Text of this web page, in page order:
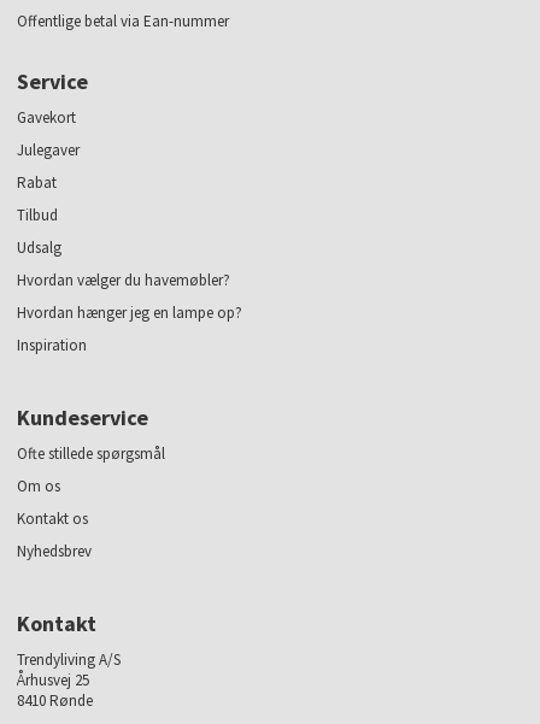
Offentlige betal via Ean-nummer
Service
Gavekort
Julegaver
Rabat
Tilbud
Udsalg
Hvordan vælger du havemøbler?
Hvordan hænger jeg en lampe op?
Inspiration
Kundeservice
Ofte stillede spørgsmål
Om os
Kontakt os
Nyhedsbrev
Kontakt
Trendyliving A/S
Århusvej 25
8410 Rønde